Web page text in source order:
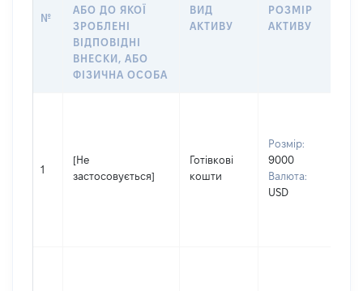
№
АБО ДО ЯКОЇ
ЗРОБЛЕНІ
ВІДПОВІДНІ
ВНЕСКИ, АБО
ФІЗИЧНА ОСОБА
ВИД
АКТИВУ
РОЗМІР
АКТИВУ
1
[Не
застосовується]
Готівкові
кошти
Розмір:
9000
Валюта:
USD